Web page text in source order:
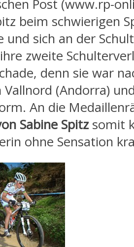
Post (www.rp-
beim schwierigen
und sich an der
zweite
denn sie war
Vallnord (Andorra)
An die
Sabine Spitz somit
ohne Sensation